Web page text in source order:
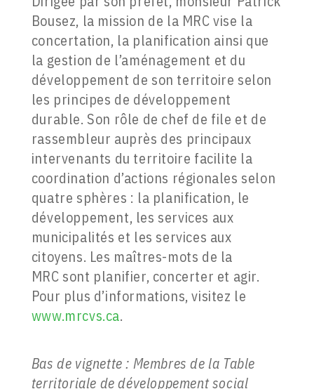
Bousez, la mission de la MRC vise la
concertation, la planification ainsi que
la gestion de l’aménagement et du
développement de son territoire selon
les principes de développement
durable. Son rôle de chef de file et de
rassembleur auprès des principaux
intervenants du territoire facilite la
coordination d’actions régionales selon
quatre sphères : la planification, le
développement, les services aux
municipalités et les services aux
citoyens. Les maîtres-mots de la
MRC sont planifier, concerter et agir.
Pour plus d’informations, visitez le
www.mrcvs.ca.
Bas de vignette : Membres de la Table
territoriale de développement social